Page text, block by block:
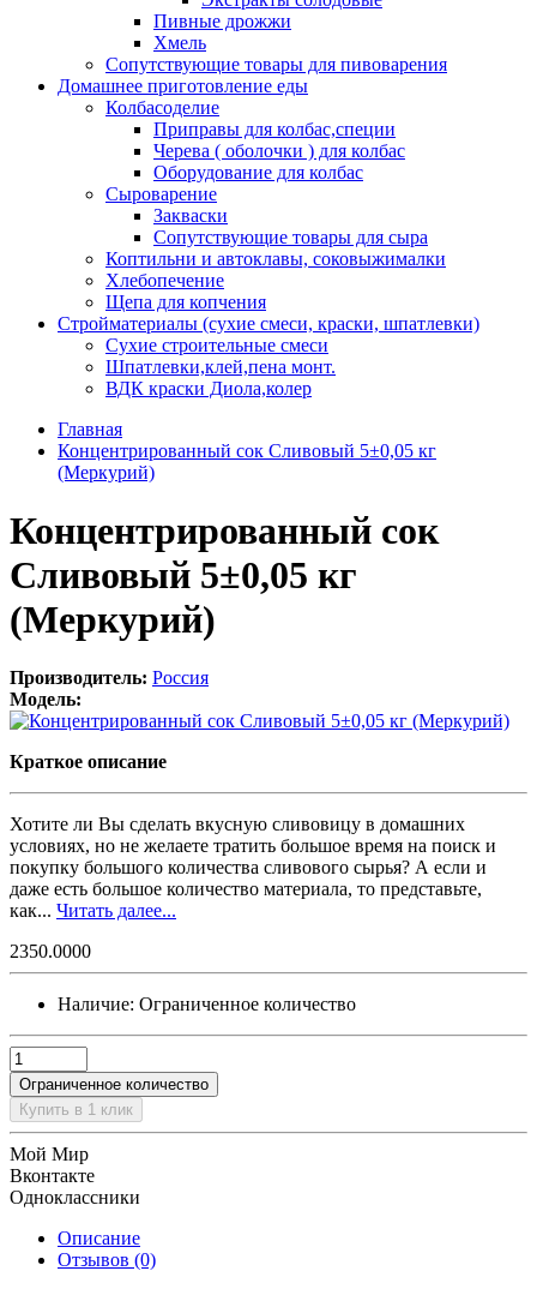
Пивные дрожжи
Хмель
Сопутствующие товары для пивоварения
Домашнее приготовление еды
Колбасоделие
Приправы для колбас,специи
Черева ( оболочки ) для колбас
Оборудование для колбас
Сыроварение
Закваски
Сопутствующие товары для сыра
Коптильни и автоклавы, соковыжималки
Хлебопечение
Щепа для копчения
Стройматериалы (сухие смеси, краски, шпатлевки)
Сухие строительные смеси
Шпатлевки,клей,пена монт.
ВДК краски Диола,колер
Главная
Концентрированный сок Сливовый 5±0,05 кг
(Меркурий)
Концентрированный сок
Сливовый 5±0,05 кг
(Меркурий)
Производитель: Россия
Модель:
Краткое описание
Хотите ли Вы сделать вкусную сливовицу в домашних
условиях, но не желаете тратить большое время на поиск и
покупку большого количества сливового сырья? А если и
даже есть большое количество материала, то представьте,
как... Читать далее...
2350.0000
Наличие: Ограниченное количество
Ограниченное количество
Купить в 1 клик
Мой Мир
Вконтакте
Одноклассники
Описание
Отзывов (0)